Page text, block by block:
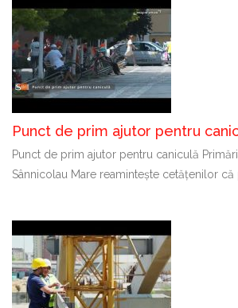
Punct de prim ajutor pentru
Punct de prim ajutor pentru caniculă
Sânnicolau Mare reamintește cetățenilor